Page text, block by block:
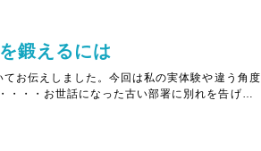
鍛えるには
お伝えしました。今回は私の実体験や違う角度
・・お世話になった古い部署に別れを告げ、